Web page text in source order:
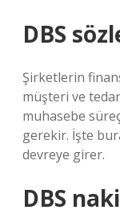
DBS
Şirketlerin
müşteri ve
muhasebe
gerekir. İşte
devreye girer.
DBS